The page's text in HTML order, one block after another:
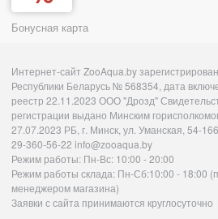
Бонусная карта
Интернет-сайт ZooAqua.by
Республики Беларусь № 568354, дата
реестр 22.11.2023 ООО "Дрозд"
регистрации выдано Минским
27.07.2023 РБ, г. Минск, ул. Уманская, 54-
29-360-56-22 info@zooaqua.by
Режим работы: Пн-Вс: 10:00 - 20:00
Режим работы склада: Пн-Сб:10:00 - 18:00
менеджером магазина)
Заявки с сайта принимаются круглосуточно